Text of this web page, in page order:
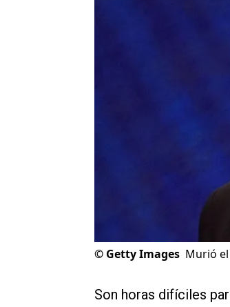
© Getty Images Murió
Son horas difíciles